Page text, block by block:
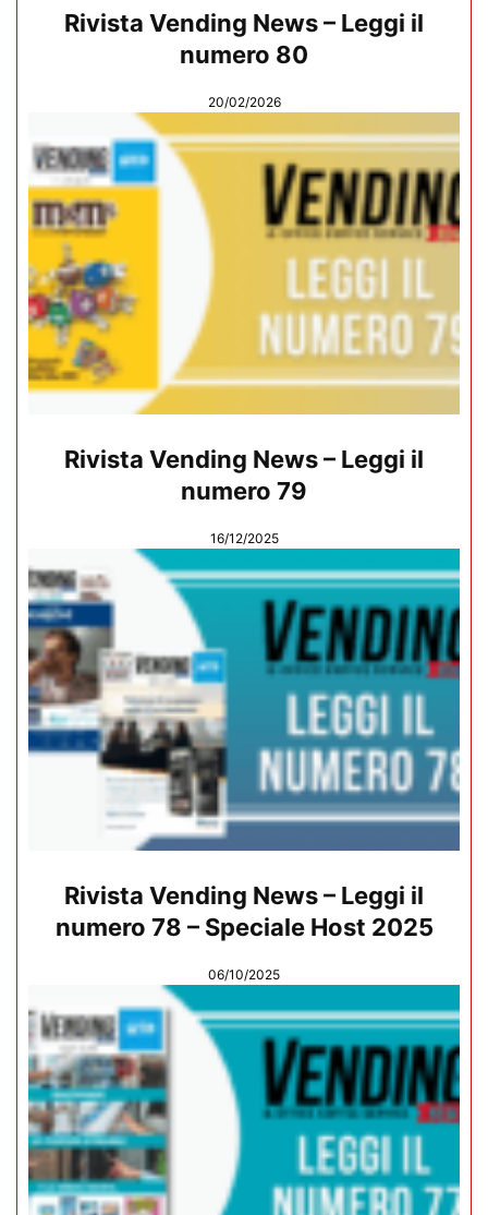
Rivista Vending News – Leggi il
numero 80
20/02/2026
Rivista Vending News – Leggi il
numero 79
16/12/2025
Rivista Vending News – Leggi il
numero 78 – Speciale Host 2025
06/10/2025